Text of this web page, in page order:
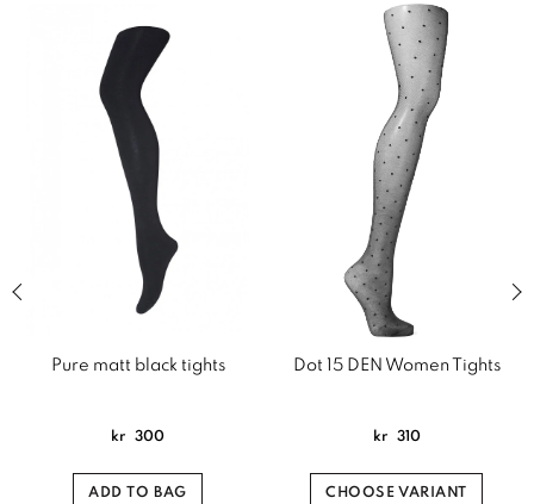
slide of related products slider
Pure matt black tights
kr 300
ADD TO BAG
Dot 15 DEN Women Tights
kr 310
CHOOSE VARIANT